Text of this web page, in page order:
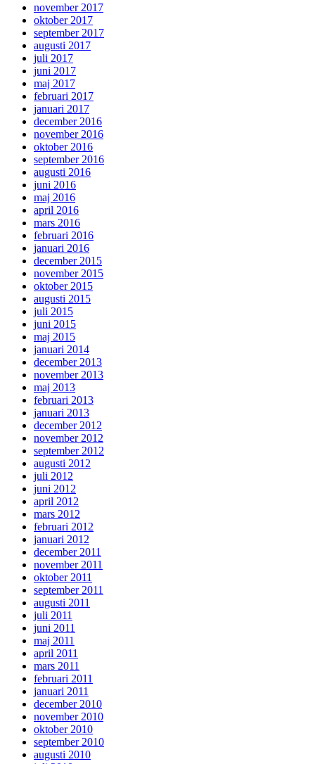
november 2017
oktober 2017
september 2017
augusti 2017
juli 2017
juni 2017
maj 2017
februari 2017
januari 2017
december 2016
november 2016
oktober 2016
september 2016
augusti 2016
juni 2016
maj 2016
april 2016
mars 2016
februari 2016
januari 2016
december 2015
november 2015
oktober 2015
augusti 2015
juli 2015
juni 2015
maj 2015
januari 2014
december 2013
november 2013
maj 2013
februari 2013
januari 2013
december 2012
november 2012
september 2012
augusti 2012
juli 2012
juni 2012
april 2012
mars 2012
februari 2012
januari 2012
december 2011
november 2011
oktober 2011
september 2011
augusti 2011
juli 2011
juni 2011
maj 2011
april 2011
mars 2011
februari 2011
januari 2011
december 2010
november 2010
oktober 2010
september 2010
augusti 2010